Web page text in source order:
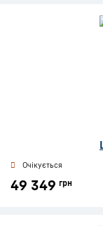
Очікується
49 349 грн